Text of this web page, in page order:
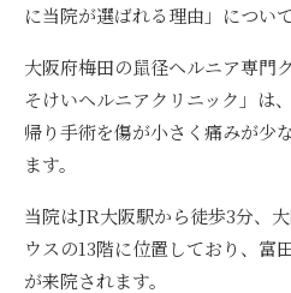
に当院が選ばれる理由」につい
大阪府梅田の鼠径ヘルニア専門
そけいヘルニアクリニック」は
帰り手術を傷が小さく痛みが少
ます。
当院はJR大阪駅から徒歩3分、
ウスの13階に位置しており、富
が来院されます。